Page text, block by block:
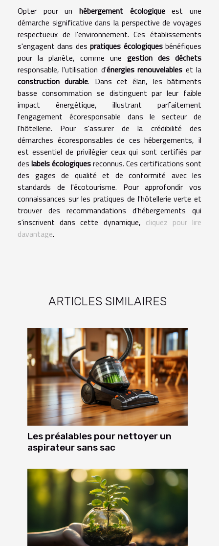
Opter pour un hébergement écologiqueest une
démarche significative dans la perspective de voyages
respectueux de l'environnement. Ces établissements
s'engagent dans despratiques écologiquesbénéfiques
pour la planète, comme une gestion des déchets
responsable, l'utilisation d'énergies renouvelables et la
construction durable. Dans cet élan, les bâtiments
basse consommation se distinguent par leur faible
impact énergétique, illustrant parfaitement
l'engagement écoresponsable dans le secteur de
l'hôtellerie. Pour s'assurer de la crédibilité des
démarches écoresponsables de ces hébergements, il
est essentiel de privilégier ceux qui sont certifiés par
des labels écologiquesreconnus. Ces certifications sont
des gages de qualité et de conformité avec les
standards de l'écotourisme. Pour approfondir vos
connaissances sur les pratiques de l'hôtellerie verte et
trouver des recommandations d'hébergements qui
s'inscrivent dans cette dynamique, cliquez pour lire
davantage.
ARTICLES SIMILAIRES
Les préalables pour nettoyer un
aspirateur sans sac